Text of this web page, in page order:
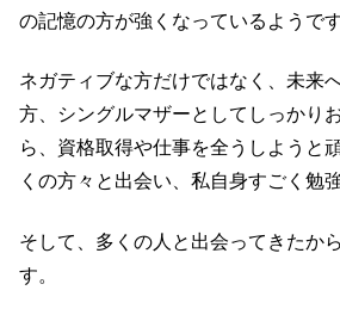
の記憶の方が強くなっているようです
ネガティブな方だけではなく、未来
方、シングルマザーとしてしっかり
ら、資格取得や仕事を全うしようと
くの方々と出会い、 私自身すごく勉
そして、多くの人と出会ってきたか
す。